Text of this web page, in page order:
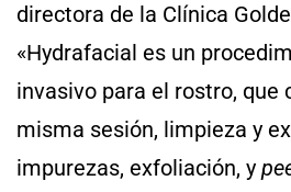
directora de la Clínica
«Hydrafacial es un
invasivo para el rostro, que
misma sesión, limpieza y
impurezas, exfoliación, y